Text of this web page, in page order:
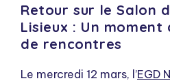
Retour sur le Salon
Lisieux : Un moment
de rencontres
Le mercredi 12 mars, l’EGD